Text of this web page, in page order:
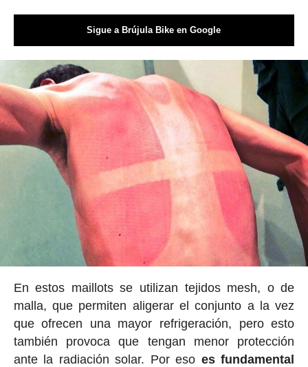
Sigue a Brújula Bike en Google
En estos maillots se utilizan tejidos mesh, o de
malla, que permiten aligerar el conjunto a la vez
que ofrecen una mayor refrigeración, pero esto
también provoca que tengan menor protección
ante la radiación solar. Por eso es fundamental